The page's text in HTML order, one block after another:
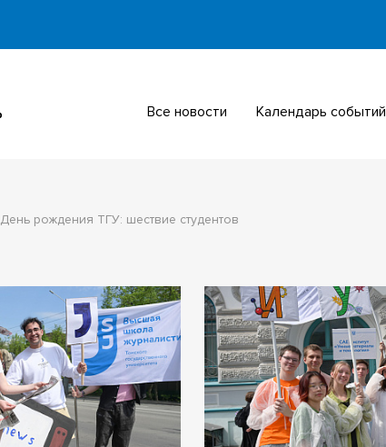
Все новости Календарь событий
День рождения ТГУ: шествие студентов